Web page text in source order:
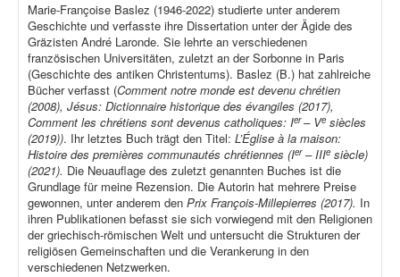
Marie-Françoise Baslez (1946-2022) studierte unter anderem
Geschichte und verfasste ihre Dissertation unter der Ägide des
Gräzisten André Laronde. Sie lehrte an verschiedenen
französischen Universitäten, zuletzt an der Sorbonne in Paris
(Geschichte des antiken Christentums). Baslez (B.) hat zahlreiche
Bücher verfasst (Comment notre monde est devenu chrétien
(2008), Jésus: Dictionnaire historique des évangiles (2017),
Comment les chrétiens sont devenus catholiques: Ier– Ve siècles
(2019)). Ihr letztes Buch trägt den Titel: L’Église à la maison:
Histoire des premières communautés chrétiennes (Ier– IIIe siècle)
(2021). Die Neuauflage des zuletzt genannten Buches ist die
Grundlage für meine Rezension. Die Autorin hat mehrere Preise
gewonnen, unter anderem den Prix François-Millepierres (2017). In
ihren Publikationen befasst sie sich vorwiegend mit den Religionen
der griechisch-römischen Welt und untersucht die Strukturen der
religiösen Gemeinschaften und die Verankerung in den
verschiedenen Netzwerken.